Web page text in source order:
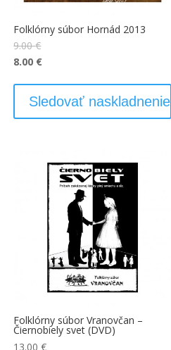
Folklórny súbor Hornád 2013
9.00€
8.00 €
Sledovať naskladnenie
Folklórny súbor Vranovčan –
Čiernobiely svet (DVD)
13.00€